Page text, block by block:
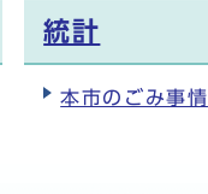
統計
本市のごみ事情